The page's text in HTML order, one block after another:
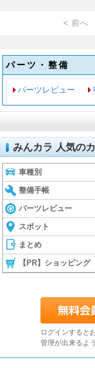
< 前へ
パーツ・整備
パーツレビュー
みんカラ 人気の
車種別
整備手帳
パーツレビュー
スポット
まとめ
【PR】ショッピング
ログインすると
管理が出来るよ